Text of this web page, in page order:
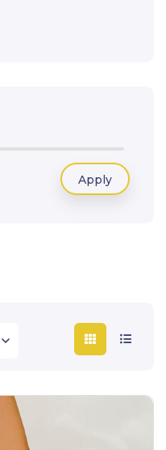
Apply